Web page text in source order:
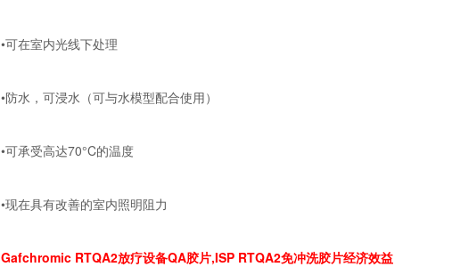
•可在室内光线下处理
•防水，可浸水（可与水模型配合使用）
•可承受高达70°C的温度
•现在具有改善的室内照明阻力
Gafchromic RTQA2放疗设备QA胶片,ISP RTQA2免冲洗胶片经济效益